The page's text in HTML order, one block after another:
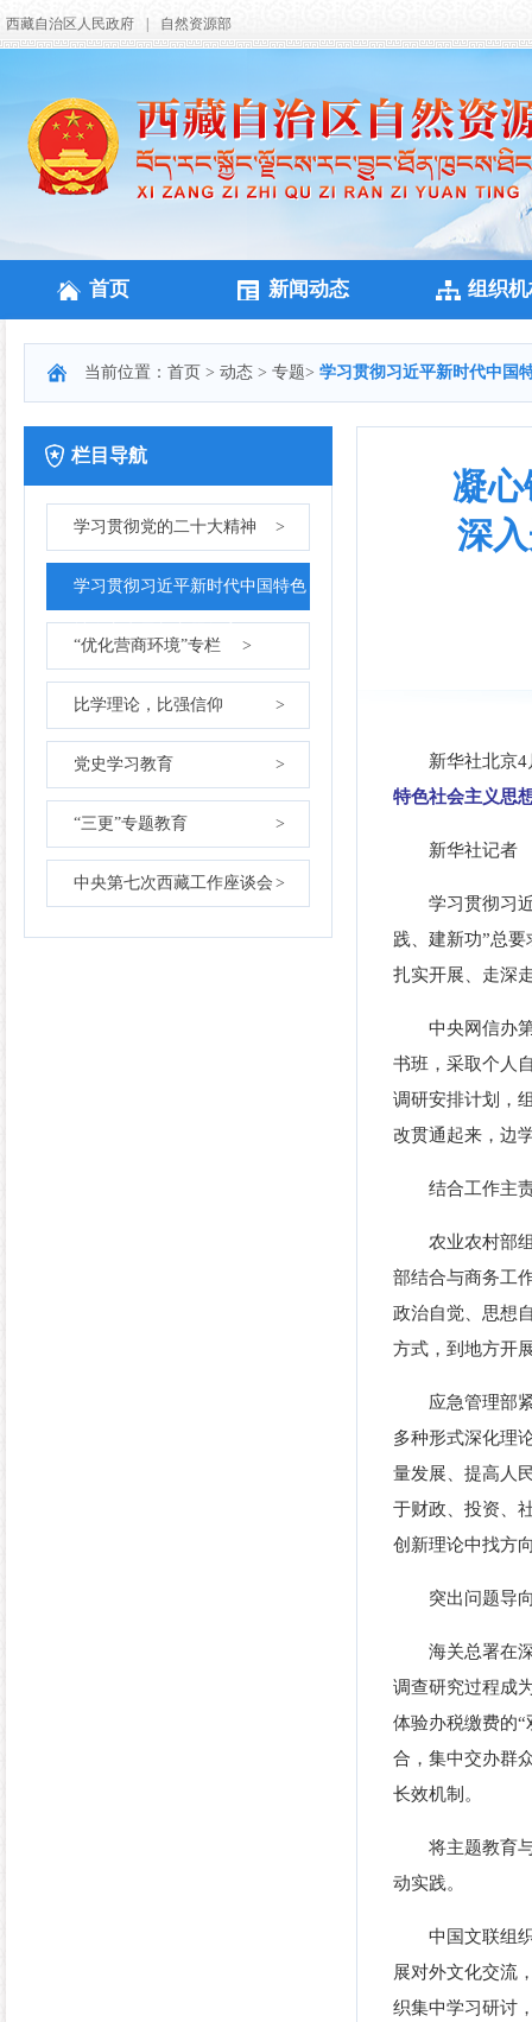
西藏自治区人民政府 自然资源部
首页 新闻动态 组织
当前位置： 首页 > 动态 > 专题> 学习贯彻习近平新时代中国
栏目导航
学习贯彻党的二十大精神 >
学习贯彻习近平新时代中国特色
“优化营商环境”专栏
>
比学理论，比强信仰 >
党史学习教育 >
“三更”专题教育 >
中央第七次西藏工作座谈会 >
凝
深
新华社北京
特色社会主义思
新华社记者
学习贯彻习
践、建新功”总
扎实开展、走深
中央网信办
书班，采取个人
调研安排计划，
改贯通起来，边
结合工作主
农业农村部
部结合与商务工
政治自觉、思想
方式，到地方开
应急管理部
多种形式深化理
量发展、提高人
于财政、投资、
创新理论中找方
突出问题导
海关总署在
调查研究过程成
体验办税缴费的
合，集中交办群
长效机制。
将主题教育
动实践。
中国文联组
展对外文化交流
织集中学习研讨